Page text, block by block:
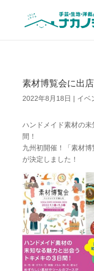
素材博覧会に出店
2022年8月18日 | イベ
ハンドメイド素材の
間！
九州初開催！「素材
が決定しました！